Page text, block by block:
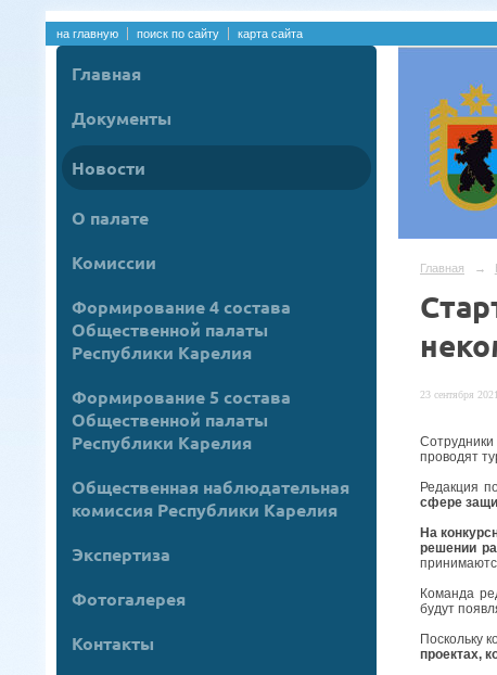
на главную поиск по сайту карта сайта
Главная
Документы
Новости
О палате
Комиссии
Формирование 4 состава
Общественной палаты
Республики Карелия
Формирование 5 состава
Общественной палаты
Республики Карелия
Общественная наблюдательная
комиссия Республики Карелия
Экспертиза
Фотогалерея
Контакты
Главная →
23 сентября
проводят
Редакция
сфере
На
решении
Команда
будут
Поскольку
проектах,